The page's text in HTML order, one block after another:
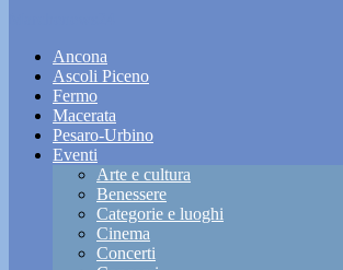
Ancona
Ascoli Piceno
Fermo
Macerata
Pesaro-Urbino
Eventi
Arte e cultura
Benessere
Categorie e luoghi
Cinema
Concerti